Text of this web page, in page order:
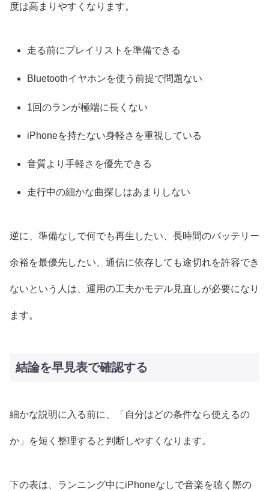
度は高まりやすくなります。
走る前にプレイリストを準備できる
Bluetoothイヤホンを使う前提で問題ない
1回のランが極端に長くない
iPhoneを持たない身軽さを重視している
音質より手軽さを優先できる
走行中の細かな曲探しはあまりしない
逆に、準備なしで何でも再生したい、長時間のバッテリー
余裕を最優先したい、通信に依存しても途切れを許容でき
ないという人は、運用の工夫かモデル見直しが必要になり
ます。
結論を早見表で確認する
細かな説明に入る前に、「自分はどの条件なら使えるの
か」を短く整理すると判断しやすくなります。
下の表は、ランニング中にiPhoneなしで音楽を聴く際の